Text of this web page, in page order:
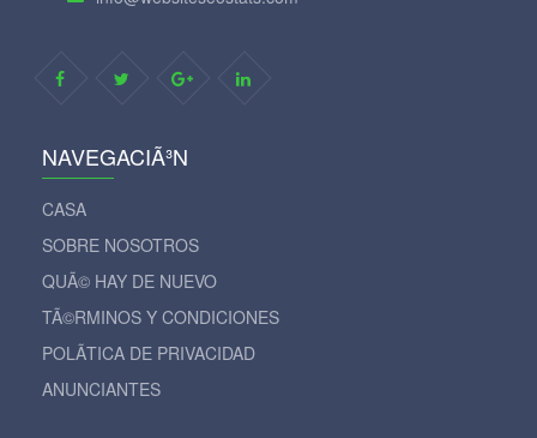
NAVEGACIÃ³N
CASA
SOBRE NOSOTROS
QUÃ© HAY DE NUEVO
TÃ©RMINOS Y CONDICIONES
POLÃ­TICA DE PRIVACIDAD
ANUNCIANTES